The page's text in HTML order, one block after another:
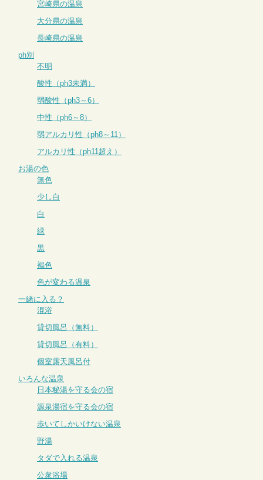
宮崎県の温泉
大分県の温泉
長崎県の温泉
ph別
不明
酸性（ph3未満）
弱酸性（ph3～6）
中性（ph6～8）
弱アルカリ性（ph8～11）
アルカリ性（ph11超え）
お湯の色
無色
少し白
白
緑
黒
褐色
色が変わる温泉
一緒に入る？
混浴
貸切風呂（無料）
貸切風呂（有料）
個室露天風呂付
いろんな温泉
日本秘湯を守る会の宿
源泉湯宿を守る会の宿
歩いてしかいけない温泉
野湯
タダで入れる温泉
公衆浴場